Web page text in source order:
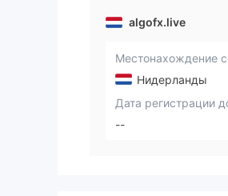
algofx.live
Местонахождение
Нидерланды
Дата регистрации
--